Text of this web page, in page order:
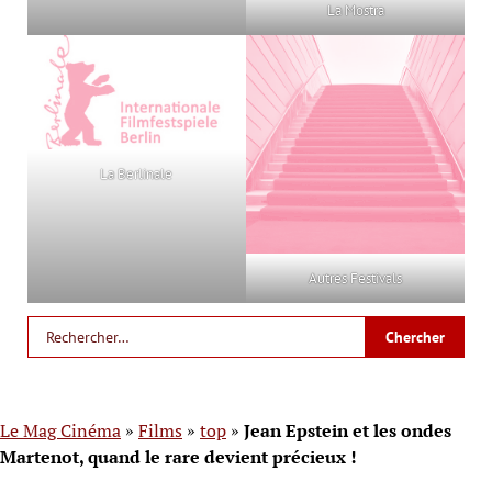
La Mostra
La Berlinale
Autres Festivals
Le Mag Cinéma » Films » top » Jean Epstein et les ondes
Martenot, quand le rare devient précieux !